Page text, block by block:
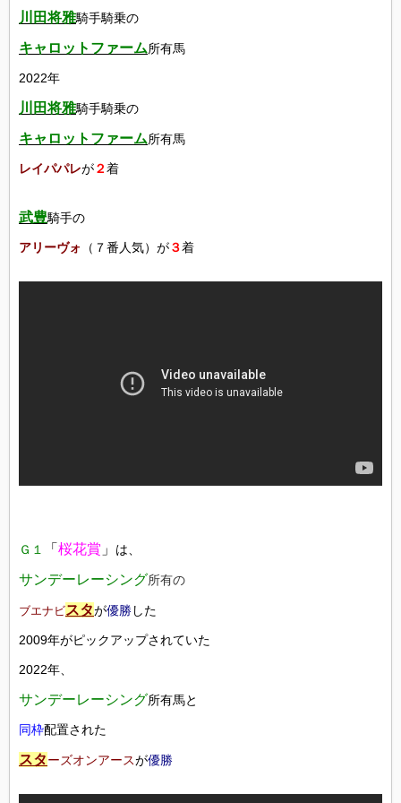
川田将雅騎手騎乗の
キャロットファーム所有馬
2022年
川田将雅騎手騎乗の
キャロットファーム所有馬
レイパパレが２着
武豊騎手の
アリーヴォ （７番人気）が３着
Ｇ１ 「 桜花賞 」 は、
サンデーレーシング所有の
ブエナビスタが優勝した
2009年がピックアップされていた
2022年、
サンデーレーシング所有馬と
同枠配置された
スターズオンアースが優勝